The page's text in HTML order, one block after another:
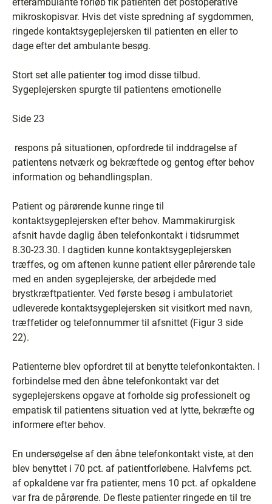
mikroskopisvar. Hvis det viste spredning af sygdommen,
ringede kontaktsygeplejersken til patienten en eller to
dage efter det ambulante besøg.
Stort set alle patienter tog imod disse tilbud.
Sygeplejersken spurgte til patientens emotionelle
Side 23
respons på situationen, opfordrede til inddragelse af
patientens netværk og bekræftede og gentog efter behov
information og behandlingsplan.
Patient og pårørende kunne ringe til
kontaktsygeplejersken efter behov. Mammakirurgisk
afsnit havde daglig åben telefonkontakt i tidsrummet
8.30-23.30. I dagtiden kunne kontaktsygeplejersken
træffes, og om aftenen kunne patient eller pårørende tale
med en anden sygeplejerske, der arbejdede med
brystkræftpatienter. Ved første besøg i ambulatoriet
udleverede kontaktsygeplejersken sit visitkort med navn,
træffetider og telefonnummer til afsnittet (Figur 3 side
22).
Patienterne blev opfordret til at benytte telefonkontakten. I
forbindelse med den åbne telefonkontakt var det
sygeplejerskens opgave at forholde sig professionelt og
empatisk til patientens situation ved at lytte, bekræfte og
informere efter behov.
En undersøgelse af den åbne telefonkontakt viste, at den
blev benyttet i 70 pct. af patientforløbene. Halvfems pct.
af opkaldene var fra patienter, mens 10 pct. af opkaldene
var fra de pårørende. De fleste patienter ringede en til tre